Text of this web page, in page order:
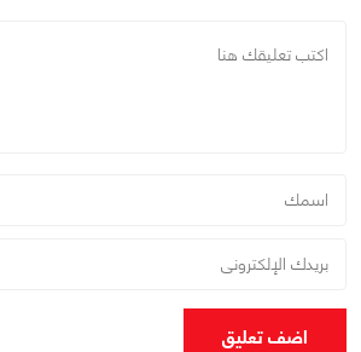
اضف تعليق